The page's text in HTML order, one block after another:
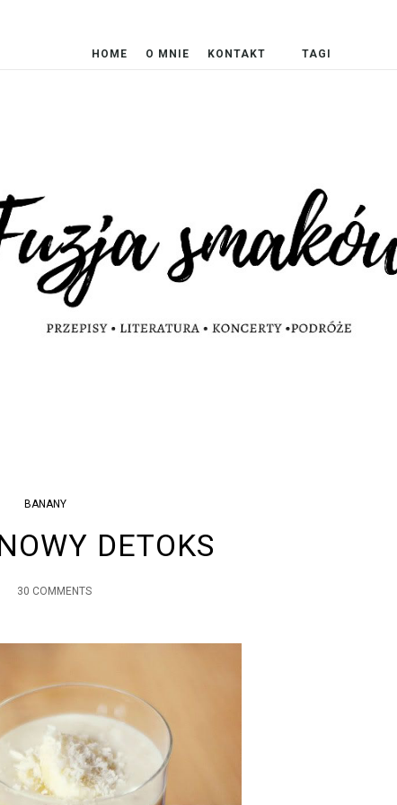
HOME O MNIE KONTAKT TAGI
BANANY
DETOKS
30 COMMENTS